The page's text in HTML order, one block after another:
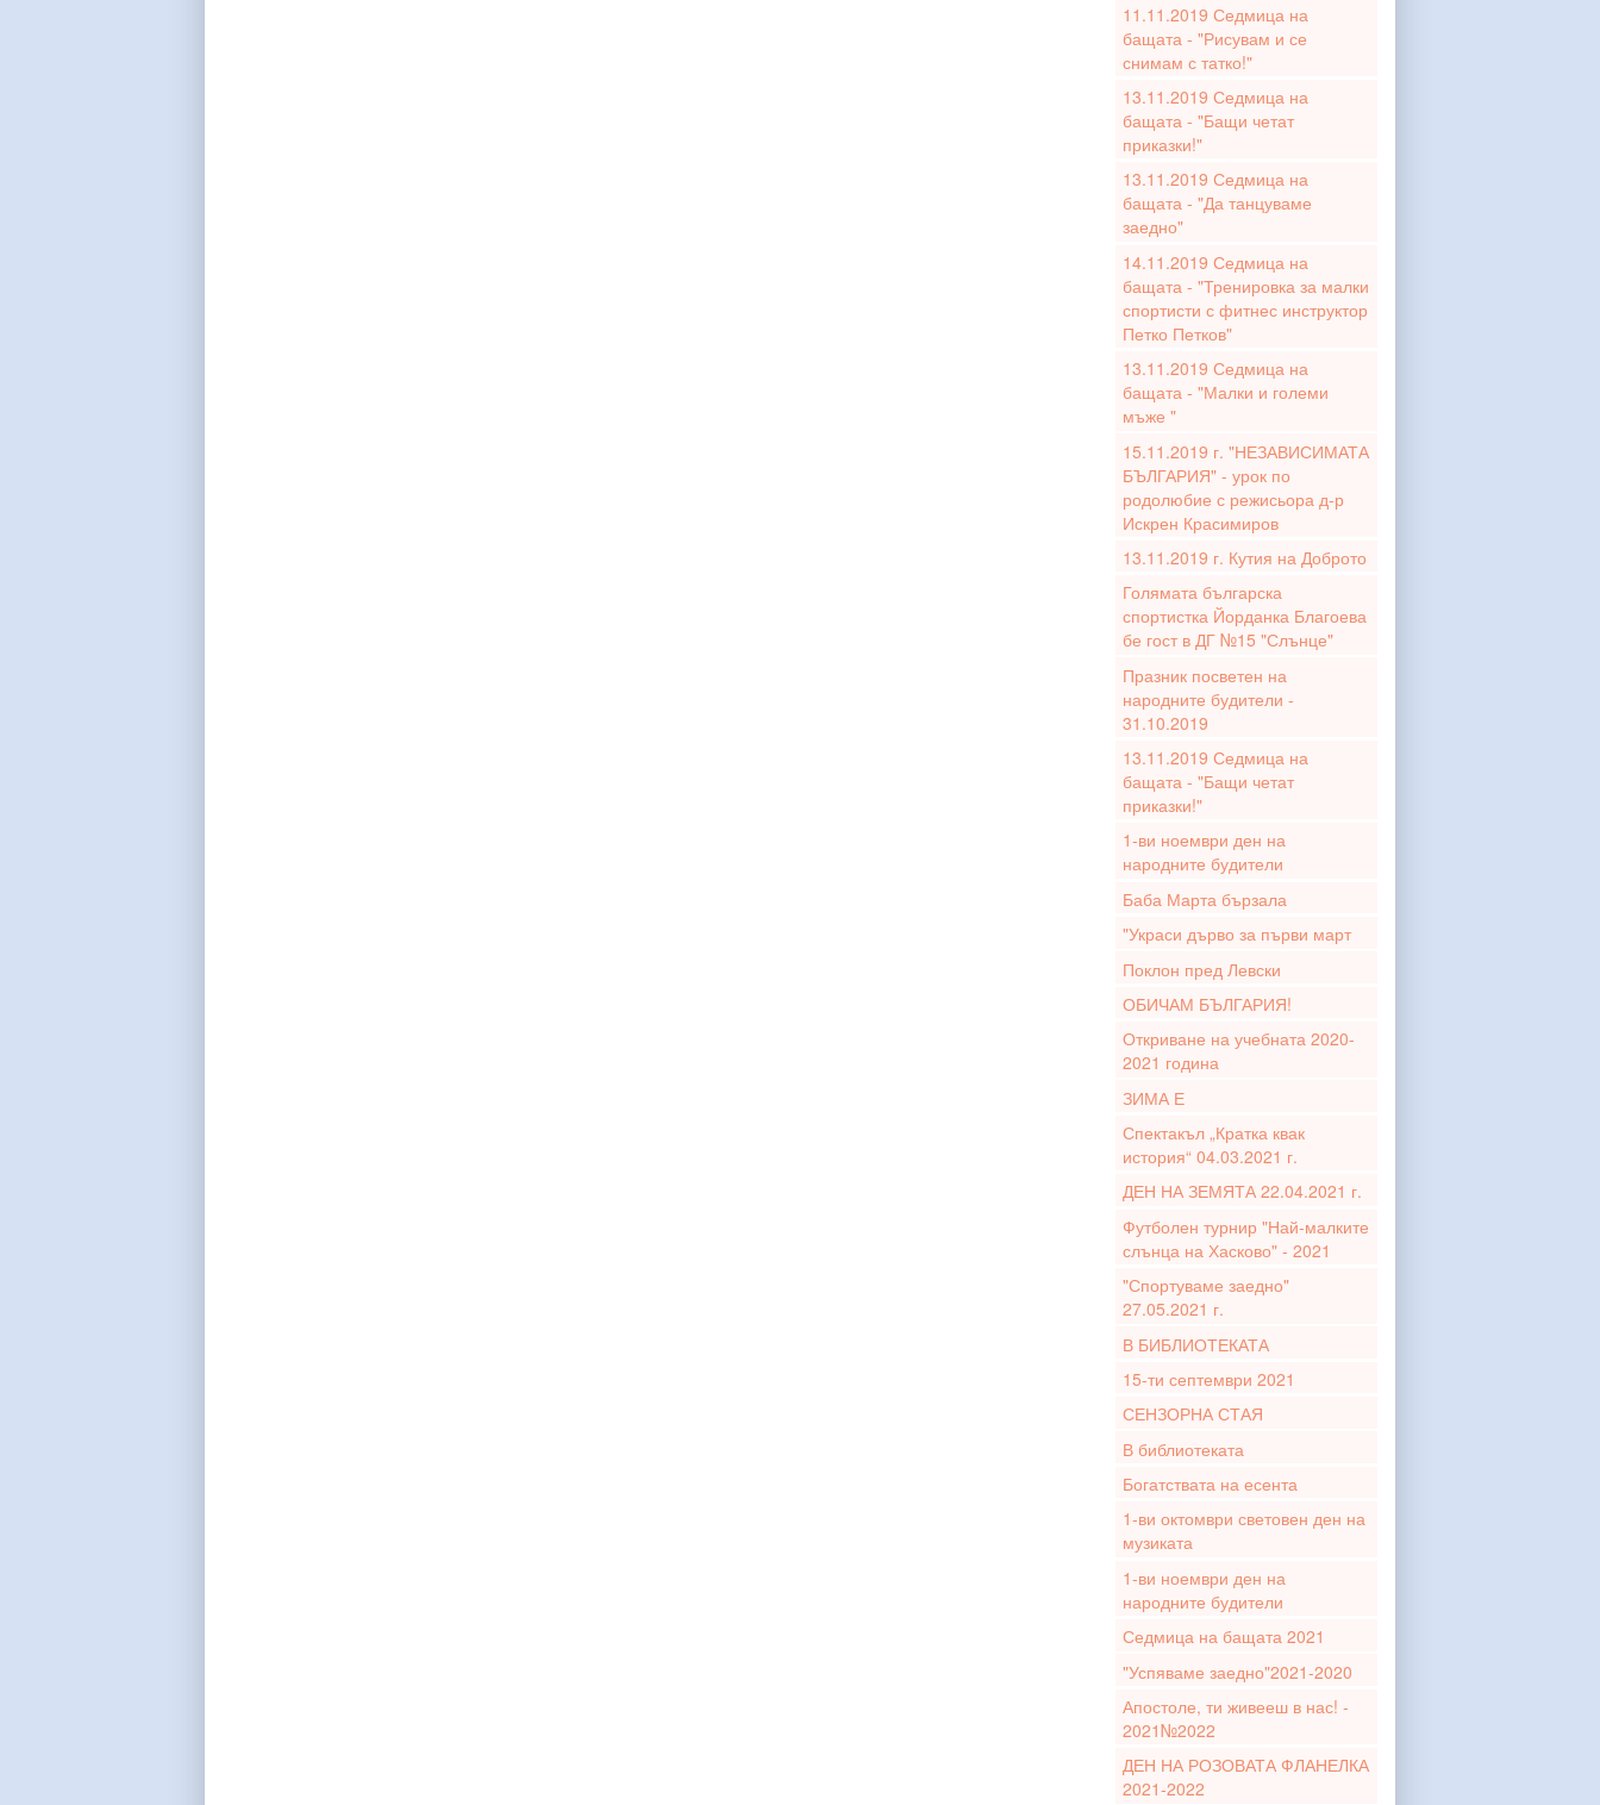
11.11.2019 Седмица на
бащата - "Рисувам и се
снимам с татко!"
13.11.2019 Седмица на
бащата - "Бащи четат
приказки!"
13.11.2019 Седмица на
бащата - "Да танцуваме
заедно"
14.11.2019 Седмица на
бащата - "Тренировка за малки
спортисти с фитнес инструктор
Петко Петков"
13.11.2019 Седмица на
бащата - "Малки и големи
мъже "
15.11.2019 г. "НЕЗАВИСИМАТА
БЪЛГАРИЯ" - урок по
родолюбие с режисьора д-р
Искрен Красимиров
13.11.2019 г. Кутия на Доброто
Голямата българска
спортистка Йорданка Благоева
бе гост в ДГ №15 "Слънце"
Празник посветен на
народните будители -
31.10.2019
13.11.2019 Седмица на
бащата - "Бащи четат
приказки!"
1-ви ноември ден на
народните будители
Баба Марта бързала
"Украси дърво за първи март
Поклон пред Левски
ОБИЧАМ БЪЛГАРИЯ!
Откриване на учебната 2020-
2021 година
ЗИМА Е
Спектакъл „Кратка квак
история“ 04.03.2021 г.
ДЕН НА ЗЕМЯТА 22.04.2021 г.
Футболен турнир "Най-малките
слънца на Хасково" - 2021
"Спортуваме заедно"
27.05.2021 г.
В БИБЛИОТЕКАТА
15-ти септември 2021
СЕНЗОРНА СТАЯ
В библиотеката
Богатствата на есента
1-ви октомври световен ден на
музиката
1-ви ноември ден на
народните будители
Седмица на бащата 2021
"Успяваме заедно"2021-2020
Апостоле, ти живееш в нас! -
2021№2022
ДЕН НА РОЗОВАТА ФЛАНЕЛКА
2021-2022